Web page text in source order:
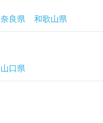
奈良県 和歌山県
山口県